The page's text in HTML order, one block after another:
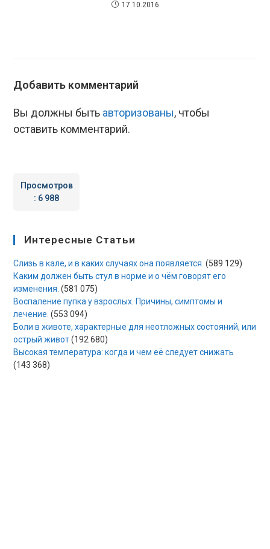
17.10.2016
Добавить комментарий
Вы должны быть авторизованы, чтобы
оставить комментарий.
Просмотров
: 6 988
Интересные Статьи
Слизь в кале, и в каких случаях она появляется. (589 129)
Каким должен быть стул в норме и о чём говорят его
изменения. (581 075)
Воспаление пупка у взрослых. Причины, симптомы и
лечение. (553 094)
Боли в животе, характерные для неотложных состояний, или
острый живот (192 680)
Высокая температура: когда и чем её следует снижать
(143 368)